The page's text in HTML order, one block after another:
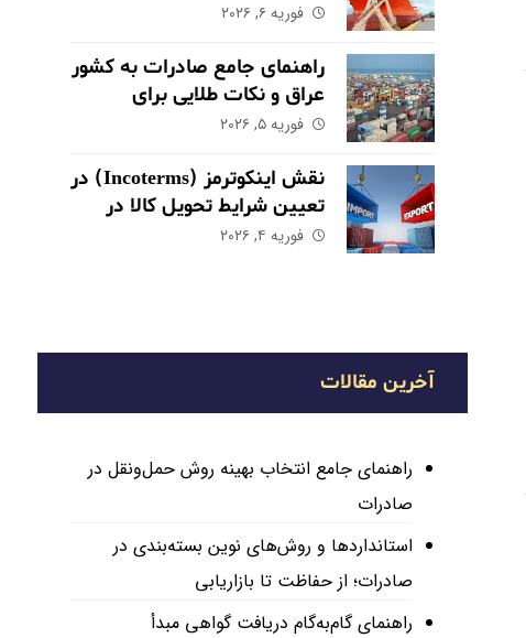
فوریه ۶, ۲۰۲۶
راهنمای جامع صادرات به کشور
عراق و نکات طلایی برای
موفقیت در بازار
فوریه ۵, ۲۰۲۶
نقش اینکوترمز (Incoterms) در
تعیین شرایط تحویل کالا در
صادرات
فوریه ۴, ۲۰۲۶
آخرین مقالات
راهنمای جامع انتخاب بهینه روش حمل‌ونقل در
صادرات
استانداردها و روش‌های نوین بسته‌بندی در
صادرات؛ از حفاظت تا بازاریابی
راهنمای گام‌به‌گام دریافت گواهی مبدأ